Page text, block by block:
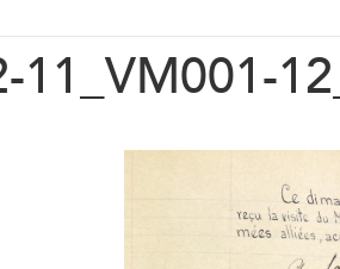
11_VM001-